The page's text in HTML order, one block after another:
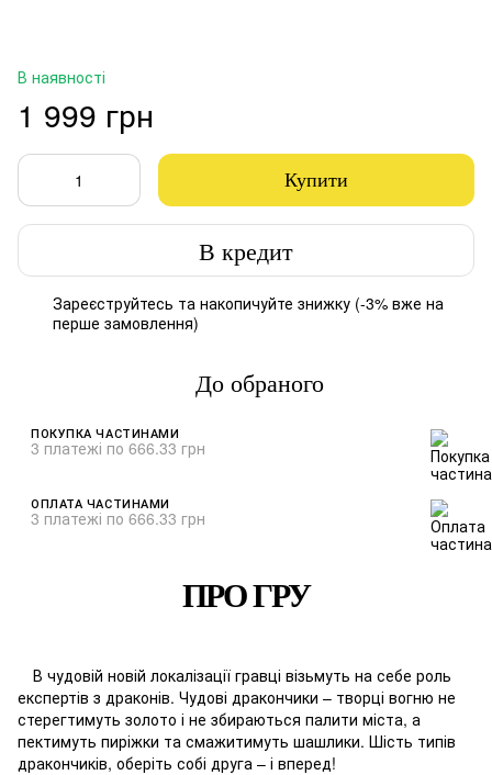
В наявності
1 999 грн
Купити
В кредит
Зареєструйтесь та накопичуйте знижку (-3% вже на
перше замовлення)
До обраного
ПОКУПКА ЧАСТИНАМИ
3 платежі по 666.33 грн
ОПЛАТА ЧАСТИНАМИ
3 платежі по 666.33 грн
ПРО ГРУ
В чудовій новій локалізації гравці візьмуть на себе роль
експертів з драконів. Чудові дракончики – творці вогню не
стерегтимуть золото і не збираються палити міста, а
пектимуть пиріжки та смажитимуть шашлики. Шість типів
дракончиків, оберіть собі друга – і вперед!